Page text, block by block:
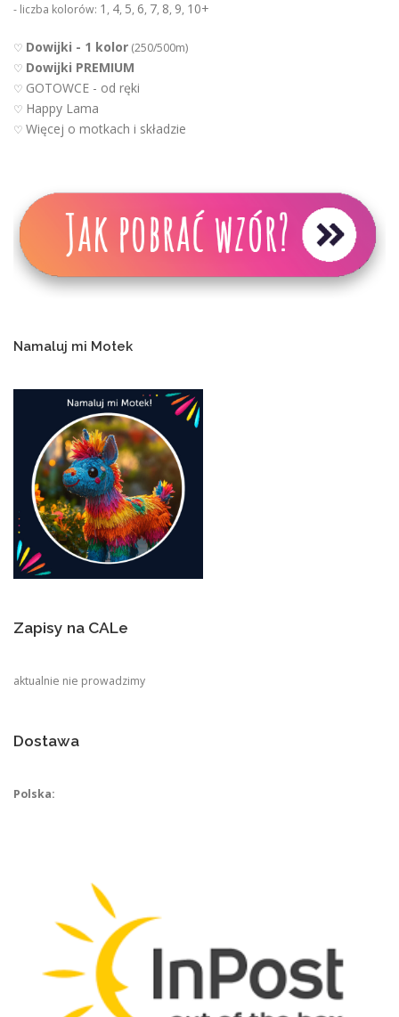
- liczba kolorów: 1 , 4, 5, 6, 7, 8, 9, 10+
♡ Dowijki - 1 kolor (250/500m)
♡ Dowijki PREMIUM
♡ GOTOWCE - od ręki
♡ Happy Lama
♡ Więcej o motkach i składzie
Namaluj mi Motek
Zapisy na CALe
aktualnie nie prowadzimy
Dostawa
Polska: